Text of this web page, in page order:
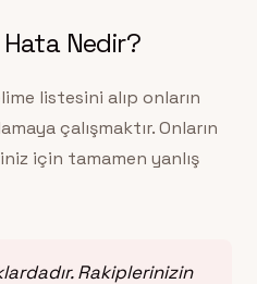
Nedir?
listesini alıp onların
çalışmaktır. Onların
için tamamen yanlış
. Rakiplerinizin